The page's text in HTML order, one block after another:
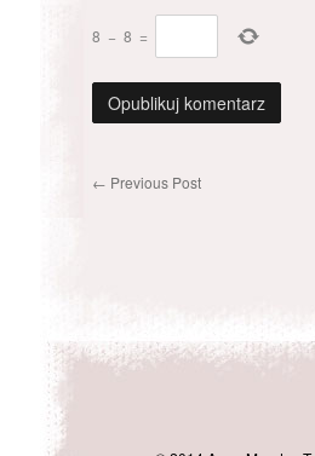
8 − 8 =
← Previous Post